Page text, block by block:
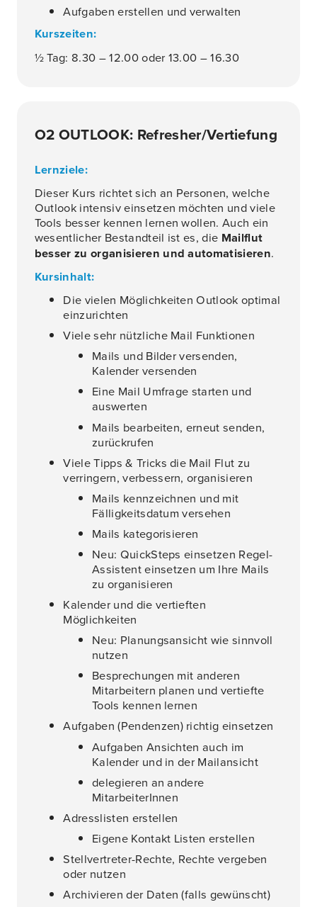
Aufgaben erstellen und verwalten
Kurszeiten:
½ Tag: 8.30 – 12.00 oder 13.00 – 16.30
O2 OUTLOOK: Refresher/Vertiefung
Lernziele:
Dieser Kurs richtet sich an Personen, welche
Outlook intensiv einsetzen möchten und viele
Tools besser kennen lernen wollen. Auch ein
wesentlicher Bestandteil ist es, die Mailflut
besser zu organisieren und automatisieren.
Kursinhalt:
Die vielen Möglichkeiten Outlook optimal
einzurichten
Viele sehr nützliche Mail Funktionen
Mails und Bilder versenden,
Kalender versenden
Eine Mail Umfrage starten und
auswerten
Mails bearbeiten, erneut senden,
zurückrufen
Viele Tipps & Tricks die Mail Flut zu
verringern, verbessern, organisieren
Mails kennzeichnen und mit
Fälligkeitsdatum versehen
Mails kategorisieren
Neu: QuickSteps einsetzen Regel-
Assistent einsetzen um Ihre Mails
zu organisieren
Kalender und die vertieften
Möglichkeiten
Neu: Planungsansicht wie sinnvoll
nutzen
Besprechungen mit anderen
Mitarbeitern planen und vertiefte
Tools kennen lernen
Aufgaben (Pendenzen) richtig einsetzen
Aufgaben Ansichten auch im
Kalender und in der Mailansicht
delegieren an andere
MitarbeiterInnen
Adresslisten erstellen
Eigene Kontakt Listen erstellen
Stellvertreter-Rechte, Rechte vergeben
oder nutzen
Archivieren der Daten (falls gewünscht)